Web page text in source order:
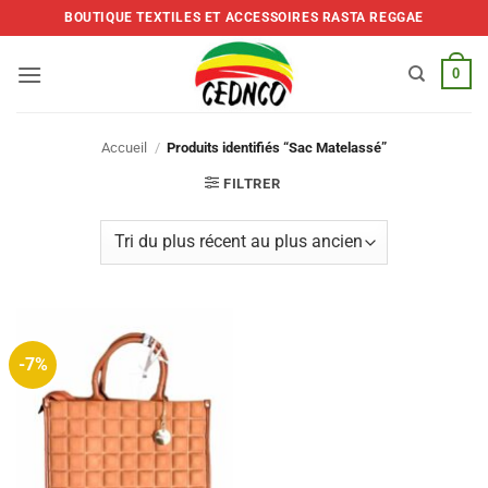
to
BOUTIQUE TEXTILES ET ACCESSOIRES RASTA REGGAE
0
Accueil / Produits identifiés “Sac Matelassé”
FILTRER
-7%